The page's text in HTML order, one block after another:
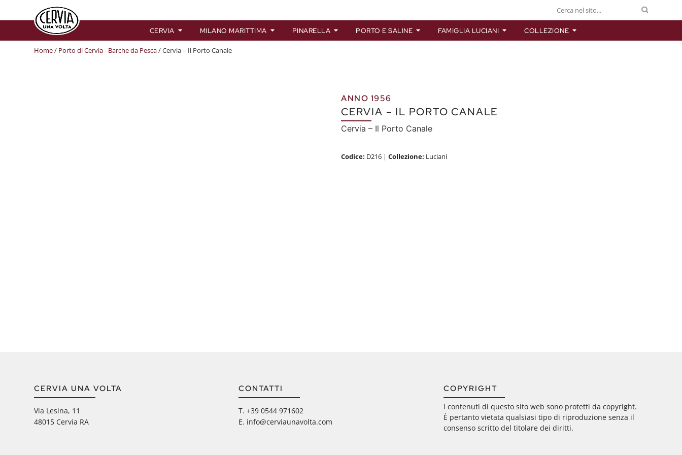
CERVIA MILANO MARITTIMA PINARELLA PORTO E SALINE FAMIGLIA LUCIANI COLLEZIONE
Home/ Porto di Cervia - Barche da Pesca/ Cervia – Il Porto Canale
ANNO 1956
CERVIA – IL PORTO CANALE
Cervia – Il Porto Canale
Codice: D216 | Collezione: Luciani
CERVIA UNA VOLTA
Via Lesina, 11
48015 Cervia RA
CONTATTI
‭T. +39 0544 971602
E. info@cerviaunavolta.com
COPYRIGHT
I contenuti di questo sito web sono protetti da copyright.
È pertanto vietata qualsiasi tipo di riproduzione senza il
consenso scritto del titolare dei diritti.